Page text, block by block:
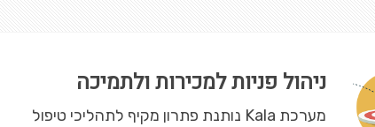
ניהול פניות למכירות ולתמיכה
מערכת Kala נותנת פתרון מקיף לתהליכי טיפול